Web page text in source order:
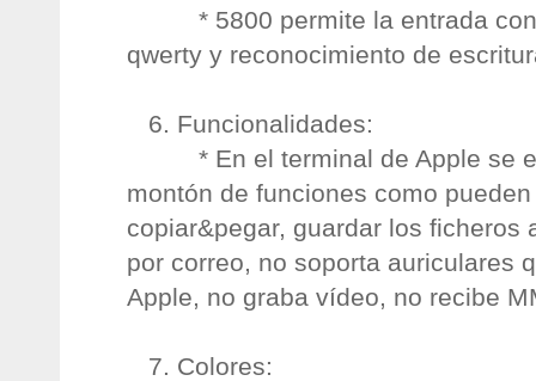
* 5800 permite la entrada con
qwerty y reconocimiento de
6. Funcionalidades:
* En el terminal de Apple se
montón de funciones como
copiar&pegar, guardar los ficheros
por correo, no soporta auriculares
Apple, no graba vídeo, no recibe
7. Colores: